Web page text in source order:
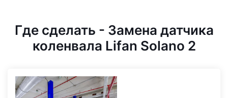
Где сделать - Замена датчика
коленвала Lifan Solano 2